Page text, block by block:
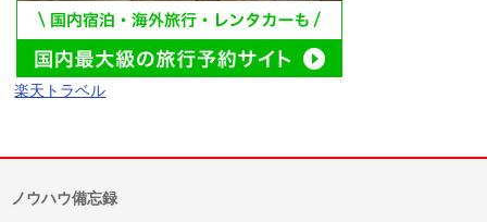
楽天トラベル
ノウハウ備忘録